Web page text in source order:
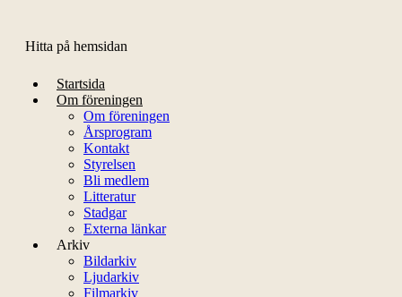
Hitta på hemsidan
Startsida
Om föreningen
Om föreningen
Årsprogram
Kontakt
Styrelsen
Bli medlem
Litteratur
Stadgar
Externa länkar
Arkiv
Bildarkiv
Ljudarkiv
Filmarkiv